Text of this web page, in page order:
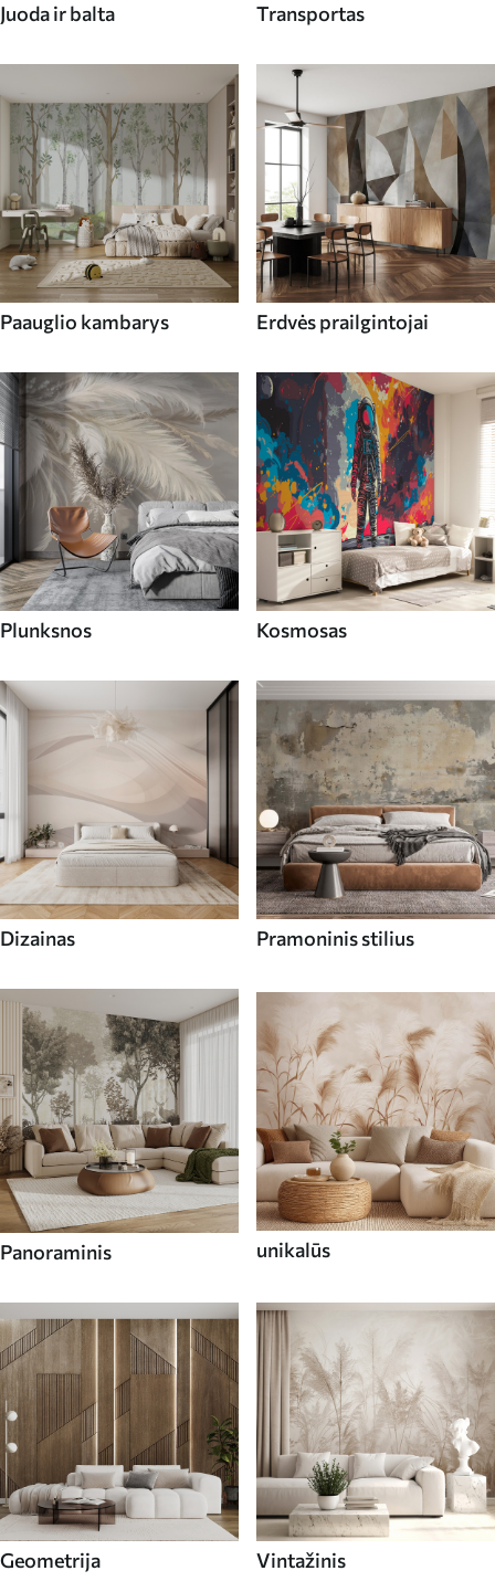
Juoda ir balta Transportas
Paauglio kambarys Erdvės prailgintojai
Plunksnos Kosmosas
Dizainas Pramoninis stilius
Panoraminis unikalūs
Geometrija Vintažinis